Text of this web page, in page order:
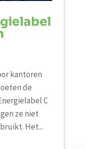
kantoren
de
C
ze niet
Het...